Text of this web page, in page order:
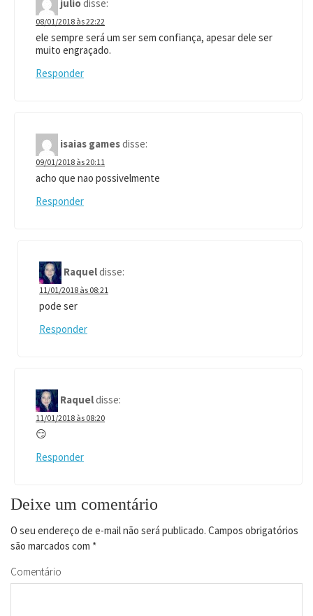
juliodisse:
08/01/2018 às 22:22
ele sempre será um ser sem confiança, apesar dele ser
muito engraçado.
Responder
isaias gamesdisse:
09/01/2018 às 20:11
acho que nao possivelmente
Responder
Raqueldisse:
11/01/2018 às 08:21
pode ser
Responder
Raqueldisse:
11/01/2018 às 08:20
😏
Responder
Deixe um comentário
O seu endereço de e-mail não será publicado. Campos obrigatórios
são marcados com *
Comentário